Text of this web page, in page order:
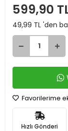
599,90
49,99 TL 'den
Favorilerime
Hızlı Gönderi